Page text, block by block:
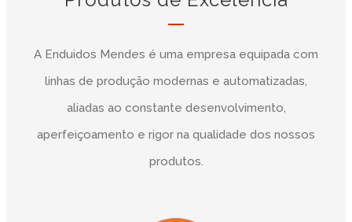
A Enduidos Mendes é uma empresa equipada com
linhas de produção modernas e automatizadas,
aliadas ao constante desenvolvimento,
aperfeiçoamento e rigor na qualidade dos nossos
produtos.